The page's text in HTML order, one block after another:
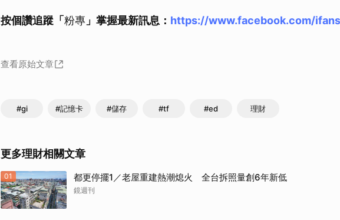
按個讚追蹤「粉專 」掌握最新訊息： https://www.facebook.com/
查看原始文章
#gi #記憶卡 #儲存 #tf #ed 理財
更多理財相關文章
01 都更停擺1／老屋重建熱潮熄火 全台拆照量創6年新低
鏡週刊